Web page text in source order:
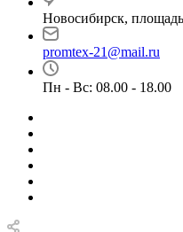
Новосибирск,
promtex-21@mail.ru
Пн - Вс: 08.00 - 18.00